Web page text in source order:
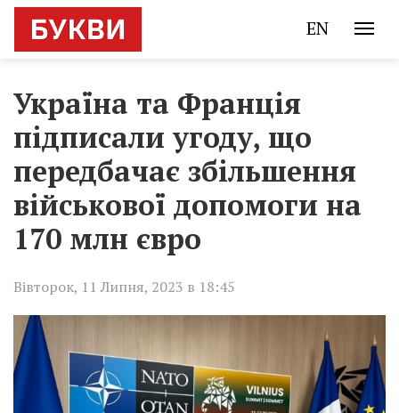
EN
Україна та Франція
підписали угоду, що
передбачає збільшення
військової допомоги на
170 млн євро
Вівторок, 11 Липня, 2023 в 18:45